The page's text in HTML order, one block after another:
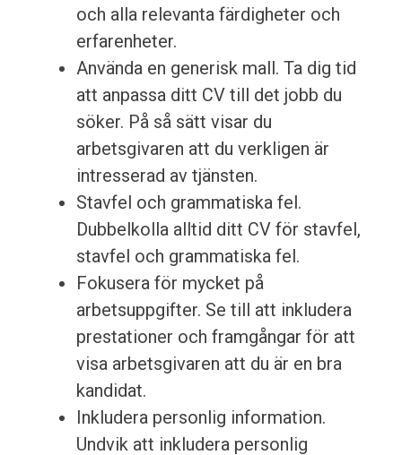
och alla relevanta färdigheter och
erfarenheter.
Använda en generisk mall. Ta dig tid
att anpassa ditt CV till det jobb du
söker. På så sätt visar du
arbetsgivaren att du verkligen är
intresserad av tjänsten.
Stavfel och grammatiska fel.
Dubbelkolla alltid ditt CV för stavfel,
stavfel och grammatiska fel.
Fokusera för mycket på
arbetsuppgifter. Se till att inkludera
prestationer och framgångar för att
visa arbetsgivaren att du är en bra
kandidat.
Inkludera personlig information.
Undvik att inkludera personlig